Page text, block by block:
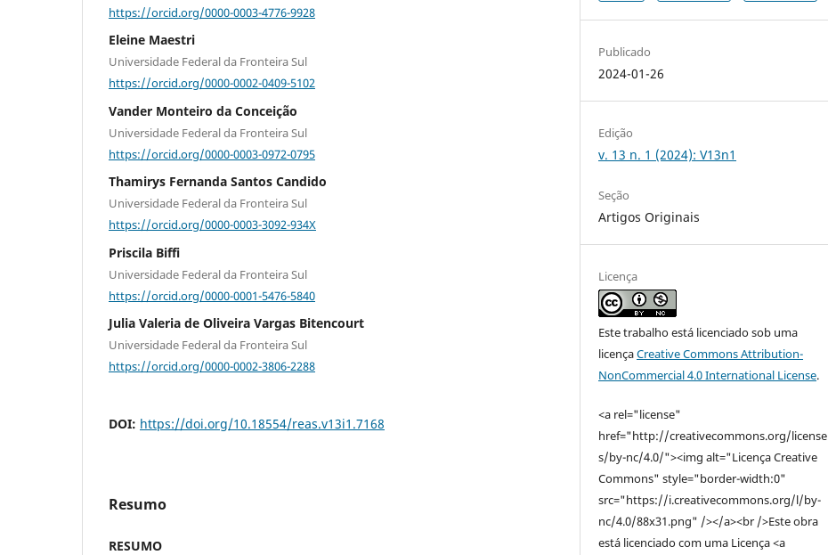
https://orcid.org/0000-0003-4776-9928
Eleine Maestri
Universidade Federal da Fronteira Sul
https://orcid.org/0000-0002-0409-5102
Vander Monteiro da Conceição
Universidade Federal da Fronteira Sul
https://orcid.org/0000-0003-0972-0795
Thamirys Fernanda Santos Candido
Universidade Federal da Fronteira Sul
https://orcid.org/0000-0003-3092-934X
Priscila Biffi
Universidade Federal da Fronteira Sul
https://orcid.org/0000-0001-5476-5840
Julia Valeria de Oliveira Vargas Bitencourt
Universidade Federal da Fronteira Sul
https://orcid.org/0000-0002-3806-2288
DOI: https://doi.org/10.18554/reas.v13i1.7168
Resumo
RESUMO
Publicado
2024-01-26
Edição
v. 13 n. 1 (2024): V13n1
Seção
Artigos Originais
Licença
Este trabalho está licenciado sob uma
licençaCreative Commons Attribution-
NonCommercial 4.0 International License.
<a rel="license"
href="http://creativecommons.org/license
s/by-nc/4.0/"><img alt="Licença Creative
Commons" style="border-width:0"
src="https://i.creativecommons.org/l/by-
nc/4.0/88x31.png" /></a><br />Este obra
está licenciado com uma Licença <a